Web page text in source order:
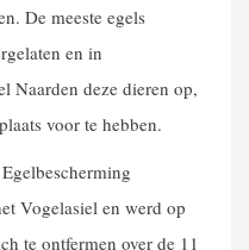
De meeste egels
en in
Naarden deze dieren op,
voor te hebben.
Vogelasiel en werd op
te ontfermen over de 11